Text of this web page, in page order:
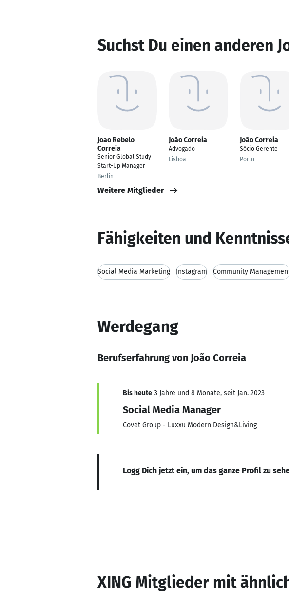
Suchst Du einen anderen
Joao Rebelo
Correia
Senior Global Study
Start-Up Manager
Berlin
João Correia
Advogado
Lisboa
João Correia
Sócio Gerente
Porto
Weitere Mitglieder
Fähigkeiten und
Social Media Marketing Instagram Community
Werdegang
Berufserfahrung von João Correia
Bis heute 3 Jahre und 8 Monate, seit Jan. 2023
Social Media Manager
Covet Group - Luxxu Modern Design&Living
Logg Dich jetzt ein, um das ganze Profil zu
XING Mitglieder mit